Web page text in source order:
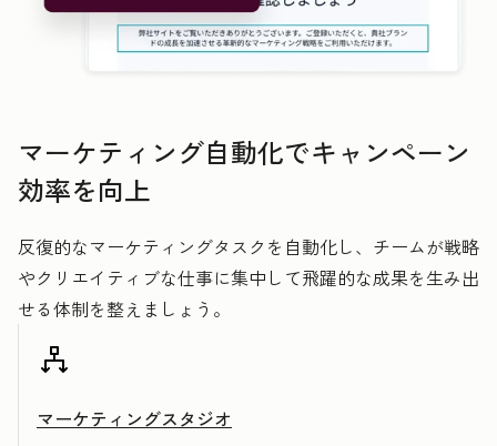
マーケティング自動化でキャンペーン
効率を向上
反復的なマーケティングタスクを自動化し、チームが戦略
やクリエイティブな仕事に集中して飛躍的な成果を生み出
せる体制を整えましょう。
マーケティングスタジオ